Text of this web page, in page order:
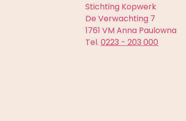
Stichting Kopwerk
De Verwachting 7
1761 VM Anna Paulowna
Tel. 0223 - 203 000